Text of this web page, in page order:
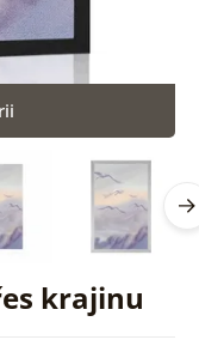
krajinu